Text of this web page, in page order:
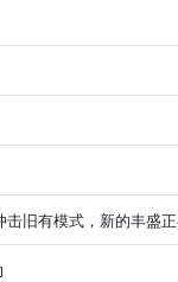
旧有模式，新的丰盛